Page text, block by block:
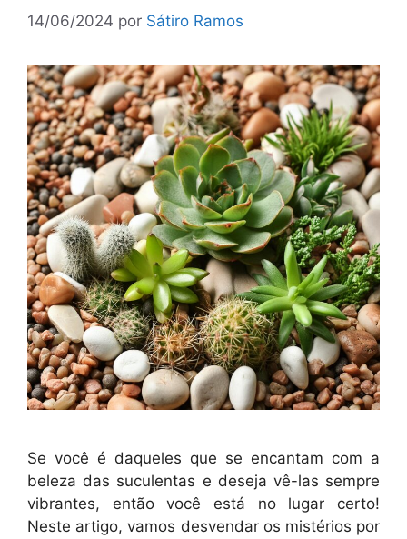
14/06/2024 por Sátiro Ramos
Se você é daqueles que se encantam com a
beleza das suculentas e deseja vê-las sempre
vibrantes, então você está no lugar certo!
Neste artigo, vamos desvendar os mistérios por